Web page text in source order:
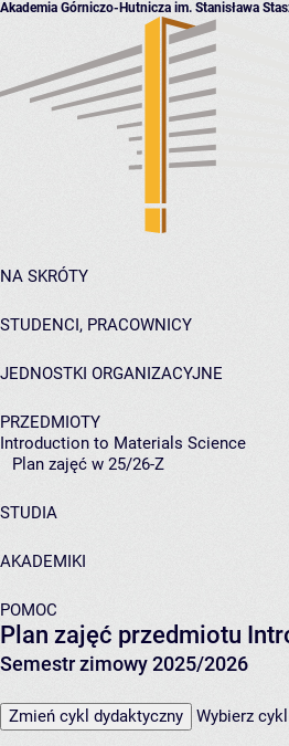
Akademia Górniczo-Hutnicza im. Stanisława
NA SKRÓTY
STUDENCI, PRACOWNICY
JEDNOSTKI ORGANIZACYJNE
PRZEDMIOTY
Introduction to Materials Science
Plan zajęć w 25/26-Z
STUDIA
AKADEMIKI
POMOC
Plan zajęć przedmiotu
Semestr zimowy 2025/2026
Zmień cykl dydaktyczny Wybierz